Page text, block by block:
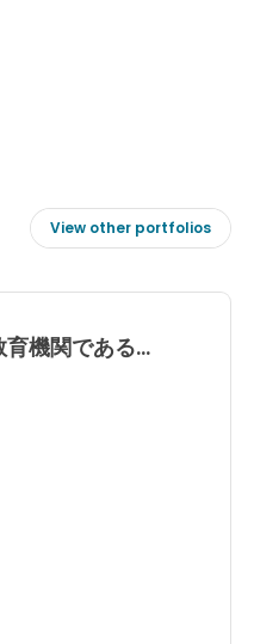
View other portfolios
機関である